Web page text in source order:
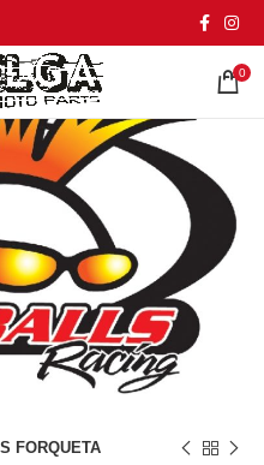
0
FORQUETA